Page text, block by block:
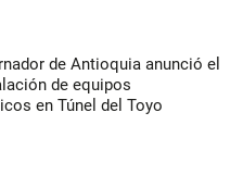
de Antioquia anunció el
de equipos
en Túnel del Toyo